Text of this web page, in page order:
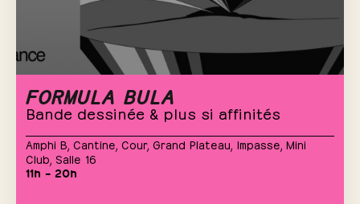
FORMULA BULA
Bande dessinée & plus si affinités
Amphi B Cantine Cour, Grand Plateau Impasse Mini
Club Salle 16
11h – 20h